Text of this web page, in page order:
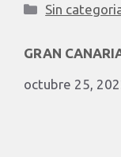
Sin
GRAN
octubre 25,